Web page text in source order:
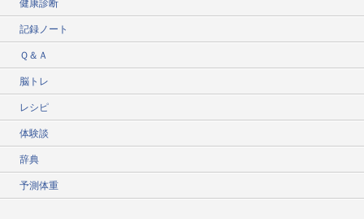
健康診断
記録ノート
Ｑ＆Ａ
脳トレ
レシピ
体験談
辞典
予測体重